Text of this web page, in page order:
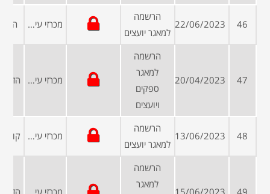
46
22/06/2023
הרשמה
למאגר יועצים
מכרזי עיריות ומועצות
47
20/04/2023
הרשמה
למאגר
ספקים
ויועצים
מכרזי עיריות ומועצות
48
13/06/2023
הרשמה
למאגר יועצים
מכרזי עיריות ומועצות
הרשמה
למאגר